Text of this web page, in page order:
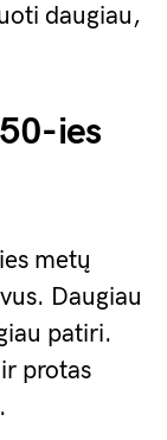
daugiau,
ies
metų
Daugiau
patiri.
protas